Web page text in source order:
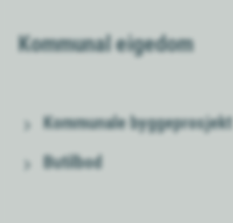
Kommunal eigedom
Kommunale byggeprosjekt
Butilbod